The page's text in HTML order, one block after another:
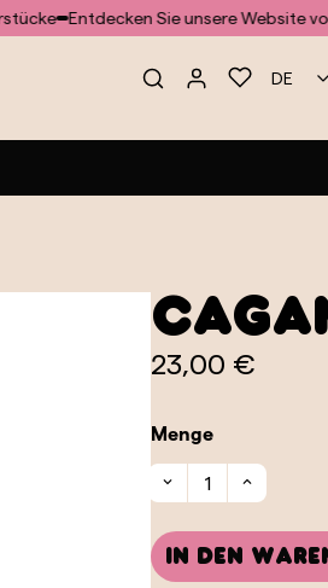
Entdecken Sie unsere Website voller
DE
23,00 €
Menge
In den